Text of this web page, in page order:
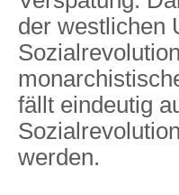
der westlichen
fällt eindeutig
werden.